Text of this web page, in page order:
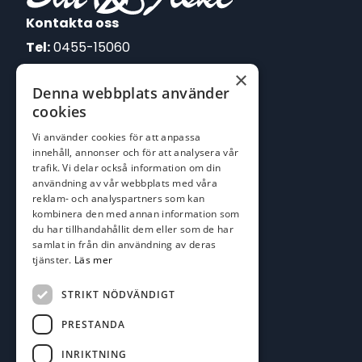
Kontakta oss
Tel:0455-15060
E-post:
johan@batofiske.se
kim@batofiske.se
Adress
Karlskrona Båt & Fiske AB
Lallerstedts gata 4
371 54 Karlskrona
Följ oss
Facebook
×
Denna webbplats använder
cookies
Vi använder cookies för att anpassa
innehåll, annonser och för att analysera vår
trafik. Vi delar också information om din
användning av vår webbplats med våra
reklam- och analyspartners som kan
kombinera den med annan information som
du har tillhandahållit dem eller som de har
samlat in från din användning av deras
tjänster. Läs mer
STRIKT NÖDVÄNDIGT
PRESTANDA
INRIKTNING